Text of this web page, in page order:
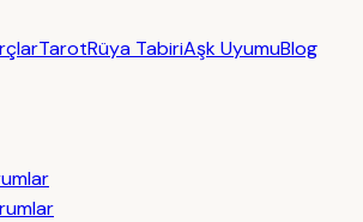
TarotRüya TabiriAşk UyumuBlog